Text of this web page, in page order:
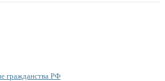
гражданства РФ